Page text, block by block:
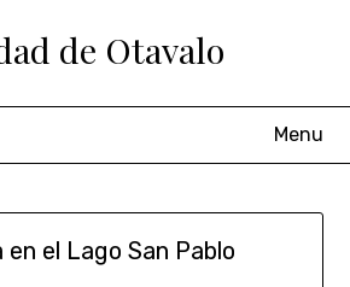
de Otavalo
Menu
en el Lago San Pablo